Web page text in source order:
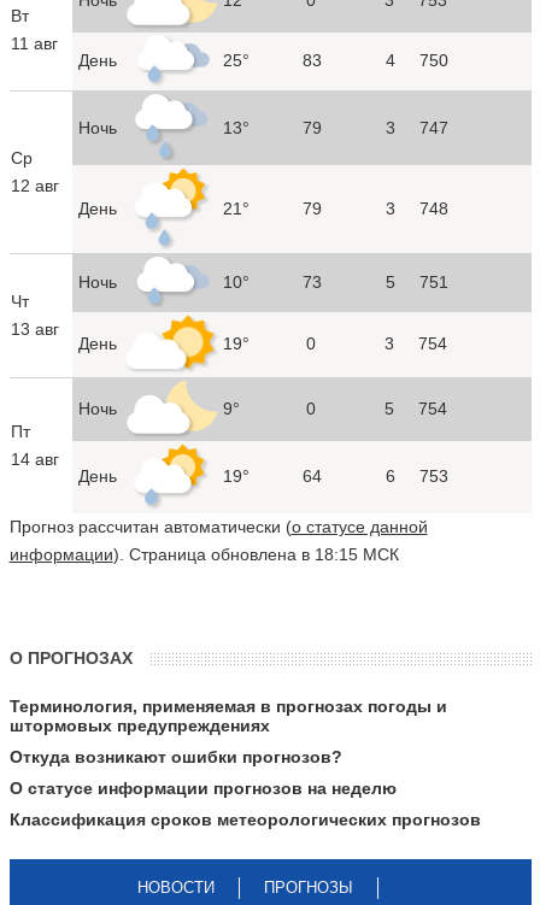
Вт
11 авг
День 25° 83 4 750
Ср
12 авг
Ночь 13° 79 3 747
День 21° 79 3 748
Чт
13 авг
Ночь 10° 73 5 751
День 19° 0 3 754
Пт
14 авг
Ночь 9° 0 5 754
День 19° 64 6 753
Прогноз рассчитан автоматически (о статусе данной
информации). Страница обновлена в 18:15 МСК
О ПРОГНОЗАХ
Терминология, применяемая в прогнозах погоды и
штормовых предупреждениях
Откуда возникают ошибки прогнозов?
О статусе информации прогнозов на неделю
Классификация сроков метеорологических прогнозов
НОВОСТИ ПРОГНОЗЫ